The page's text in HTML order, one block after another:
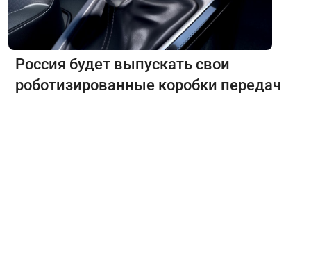
Россия будет выпускать свои
роботизированные коробки передач